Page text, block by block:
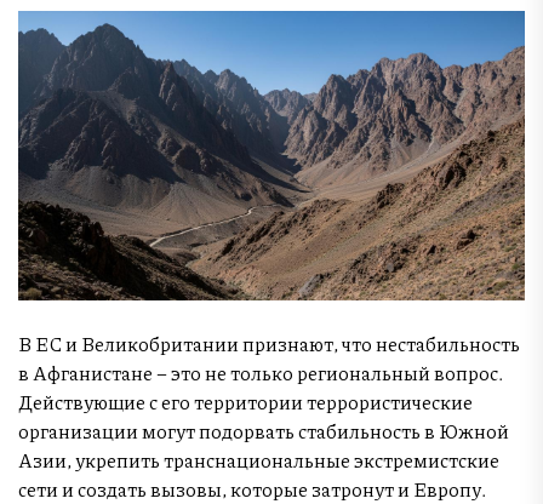
В ЕС и Великобритании признают, что нестабильность
в Афганистане – это не только региональный вопрос.
Действующие с его территории террористические
организации могут подорвать стабильность в Южной
Азии, укрепить транснациональные экстремистские
сети и создать вызовы, которые затронут и Европу.